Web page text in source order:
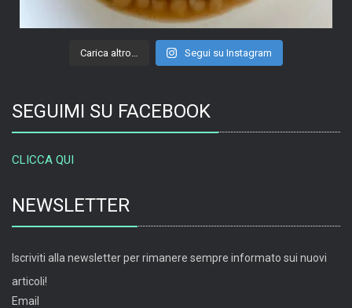
Carica altro… Segui su Instagram
SEGUIMI SU FACEBOOK
CLICCA QUI
NEWSLETTER
Iscriviti alla newsletter per rimanere sempre informato sui nuovi
articoli!
Email